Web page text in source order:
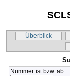
Überblick
Nummer ist bzw. ab